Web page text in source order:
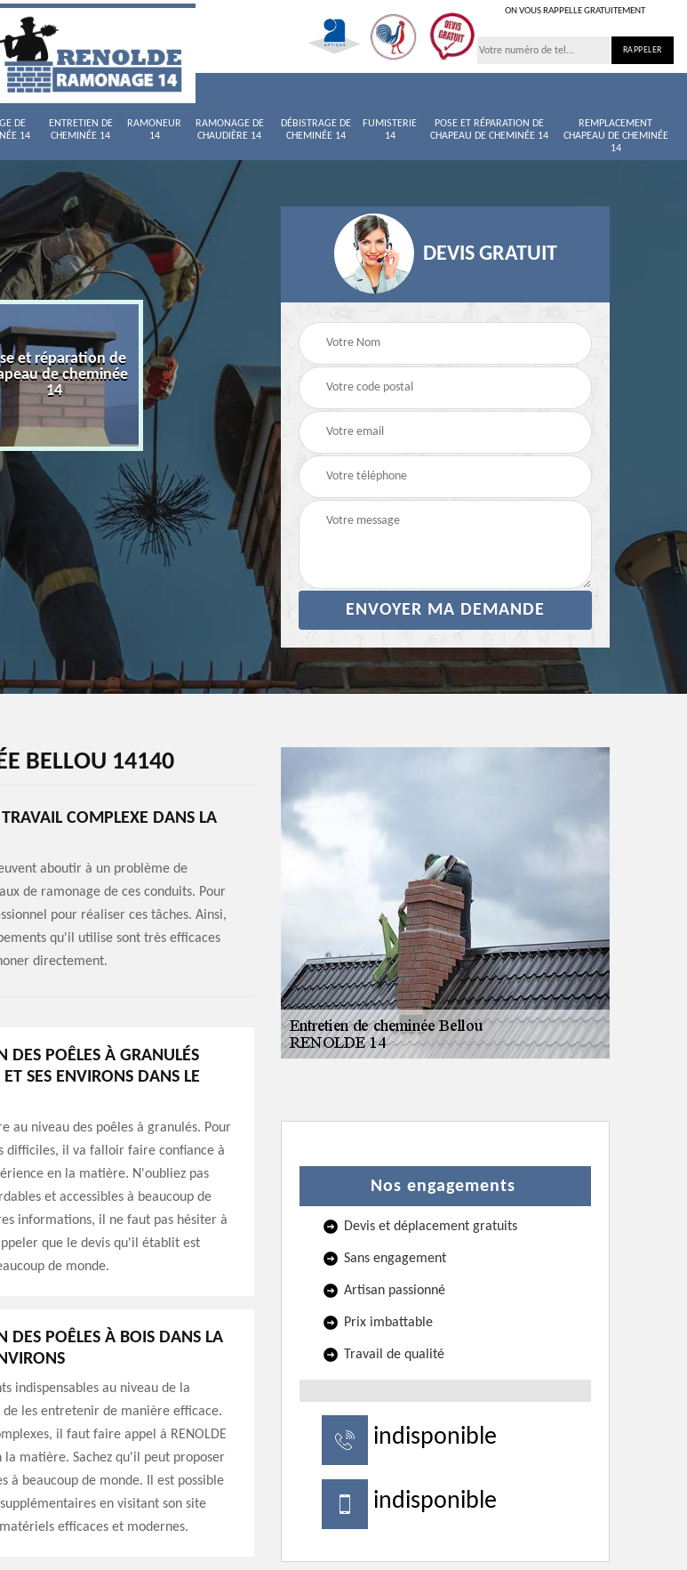
ON VOUS RAPPELLE GRATUITEMENT
DE
14
ENTRETIEN DE
CHEMINÉE 14
RAMONEUR
14
RAMONAGE DE
CHAUDIÈRE 14
DÉBISTRAGE DE
CHEMINÉE 14
FUMISTERIE
14
POSE ET RÉPARATION DE
CHAPEAU DE CHEMINÉE 14
REMPLACEMENT
CHAPEAU DE CHEMINÉE
14
et réparation de
de cheminée
14
Tubage de cheminée
14
Entretien de cheminée
Ramoneur 14
DEVIS GRATUIT
BELLOU 14140
COMPLEXE DANS LA
aboutir à un problème de
de ramonage de ces conduits. Pour
pour réaliser ces tâches. Ainsi,
qu'il utilise sont très efficaces
directement.
DES POÊLES À GRANULÉS
SES ENVIRONS DANS LE
au niveau des poêles à granulés. Pour
difficiles, il va falloir faire confiance à
en la matière. N'oubliez pas
et accessibles à beaucoup de
informations, il ne faut pas hésiter à
que le devis qu'il établit est
de monde.
DES POÊLES À BOIS DANS LA
indispensables au niveau de la
les entretenir de manière efficace.
il faut faire appel à RENOLDE
matière. Sachez qu'il peut proposer
à beaucoup de monde. Il est possible
en visitant son site
efficaces et modernes.
Nos engagements
Devis et déplacement gratuits
Sans engagement
Artisan passionné
Prix imbattable
Travail de qualité
indisponible
indisponible